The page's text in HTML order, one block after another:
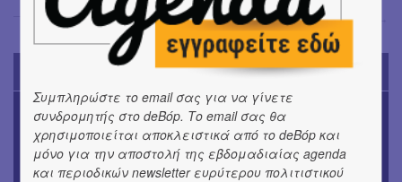
Έφη Χρυσού
TODAY'S EVENTS
ΜΟΥΣΙΚΗ
16o Samos Young Artists Festival
Συμπληρώστε το email σας για να γίνετε
συνδρομητής στο deBόp. Το email σας θα
χρησιμοποιείται αποκλειστικά από το deBόp και
μόνο για την αποστολή της εβδομαδιαίας agenda
και περιοδικών newsletter ευρύτερου πολιτιστικού